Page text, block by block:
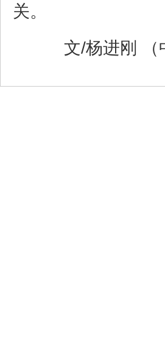
关。
文/杨进刚 （